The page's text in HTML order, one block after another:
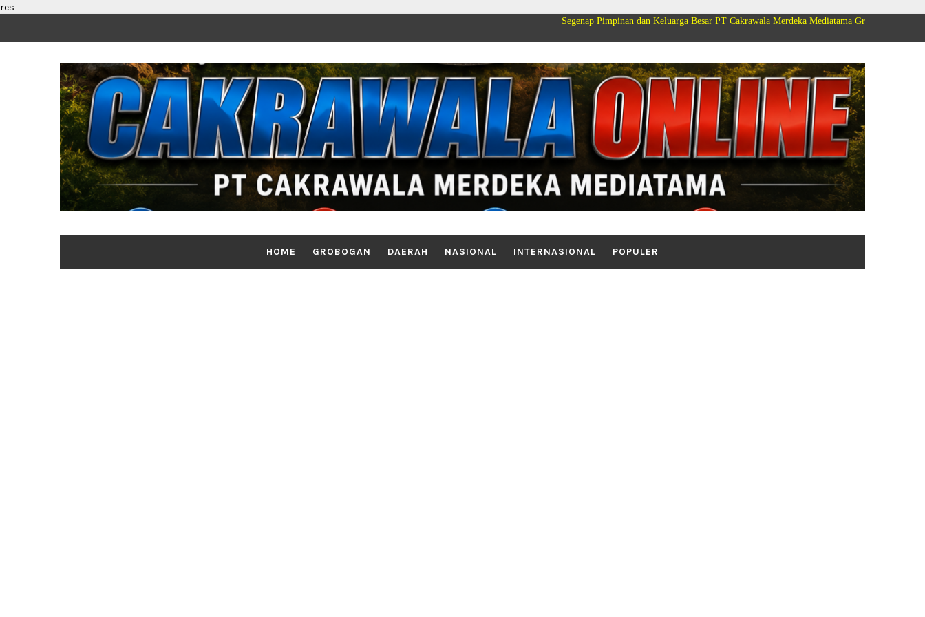
res
Segenap Pimpinan dan Keluarga Besar PT Cakrawala Merdeka Mediatama Group Mengucapkan Selamat
HOME GROBOGAN DAERAH NASIONAL INTERNASIONAL POPULER